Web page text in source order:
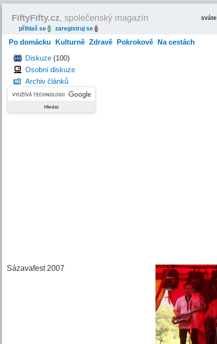
FiftyFifty.cz, společenský magazín
přihlaš se
zaregistruj se
Po domácku Kulturně Zdravě Pokrokově Na cestách
HravěDiskuze (100)
Osobní diskuze
Archiv článků
Sázavafest 2007